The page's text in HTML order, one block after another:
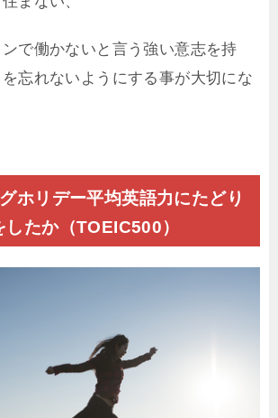
で働かないと言う強い意志を持
忘れないようにする事が大切にな
ホリデー平均英語力にたどり
たか（TOEIC500）